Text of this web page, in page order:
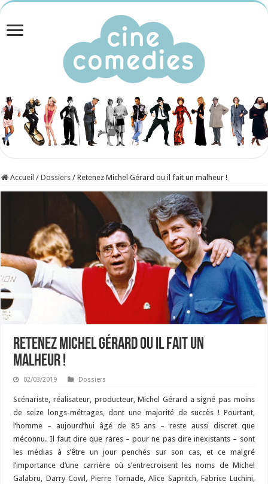
Accueil / Dossiers / Retenez Michel Gérard ou il fait un malheur !
Retenez Michel Gérard ou il fait un
malheur !
02/03/2019 Dossiers
Scénariste, réalisateur, producteur, Michel Gérard a signé pas moins
de seize longs-métrages, dont une majorité de succès ! Pourtant,
l’homme – aujourd’hui âgé de 85 ans – reste aussi discret que
méconnu. Il faut dire que rares – pour ne pas dire inexistants – sont
les médias à s’être un jour penchés sur son cas, et ce malgré
l’importance d’une carrière où s’entrecroisent les noms de Michel
Galabru, Darry Cowl, Pierre Tornade, Alice Sapritch, Fabrice Luchini,